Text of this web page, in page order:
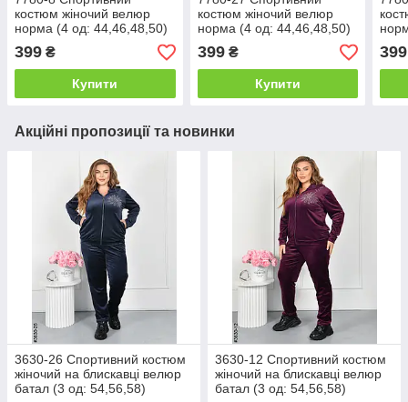
костюм жіночий велюр
норма (4 од: 44,46,48,50)
399 ₴
Купити
костюм жіночий велюр
норма (4 од: 44,46,48,50)
399₴
Купити
399
Акційні пропозиції та новинки
3630-26 Спортивний костюм
жіночий на блискавці велюр
батал (3 од: 54,56,58)
3630-12 Спортивний костюм
жіночий на блискавці велюр
батал (3 од: 54,56,58)